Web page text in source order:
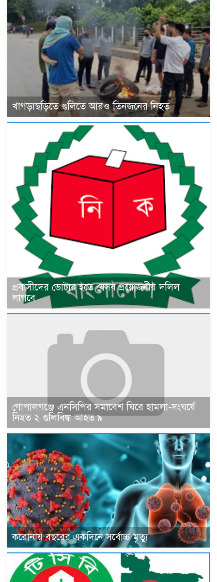
খাগড়াছড়িতে গুলিতে আরও তিনজনের নিহত
প্রবাসীদের ভোটার হতে যেসব প্রয়োজনীয় দলিল
লাগবে
গোপালগঞ্জে এনসিপির সমাবেশ ঘিরে হামলা-সংঘর্ষে
নিহত ২ গুলিবিদ্ধ আহত ৯
করোনায় বছরের একদিনে সর্বোচ্চ মৃত্যু